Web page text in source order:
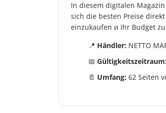
In diesem digitalen
sich die besten Preise
einzukaufen и Ihr Budget
📍 Händler: NETTO
📅 Gültigkeitszeitraum:
📄 Umfang: 62 Seiten